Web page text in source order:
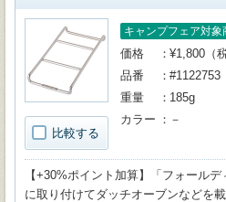
比較する
キャンプフェア対象
価格
¥1,800（
品番
#1122753
重量
185g
カラー
－
【+30%ポイント加算】「フォール
に取り付けてダッチオーブンなどを